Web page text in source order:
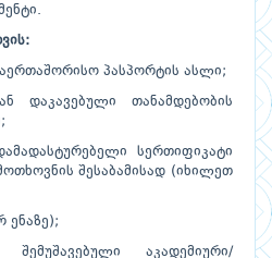
პასპორტის ასლი;
დაკავებული თანამდებობის
სერთიფიკატი
შესაბამისად (იხილეთ
ენაზე);
აკადემიური/